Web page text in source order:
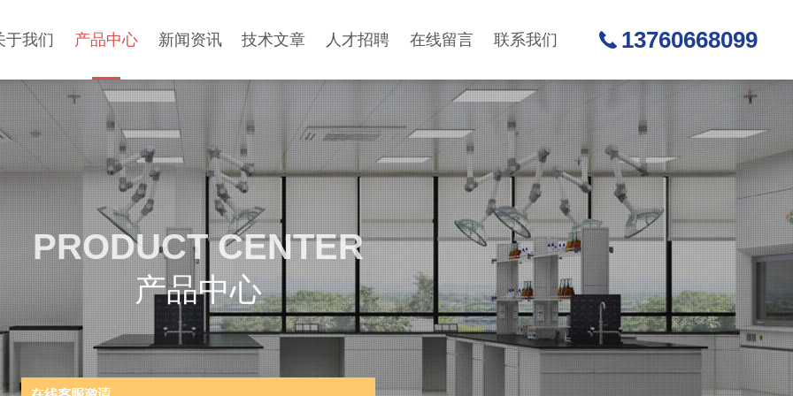
于我们 产品中心 新闻资讯 技术文章 人才招聘 在线留言 联系我们 13760668099
PRODUCT CENTER
产品中心